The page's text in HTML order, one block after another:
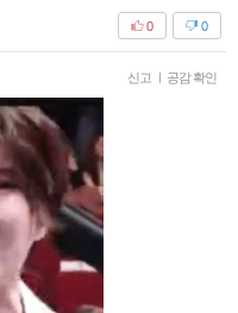
0
0
신고 | 공감 확인